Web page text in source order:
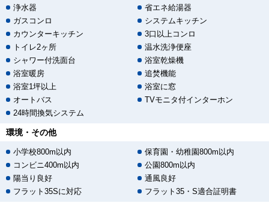
浄水器
省エネ給湯器
ガスコンロ
システムキッチン
カウンターキッチン
3口以上コンロ
トイレ2ヶ所
温水洗浄便座
シャワー付洗面台
浴室乾燥機
浴室暖房
追焚機能
浴室1坪以上
浴室に窓
オートバス
TVモニタ付インターホン
24時間換気システム
環境・その他
小学校800m以内
保育園・幼稚園800m以内
コンビニ400m以内
公園800m以内
陽当り良好
通風良好
フラット35Sに対応
フラット35・S適合証明書